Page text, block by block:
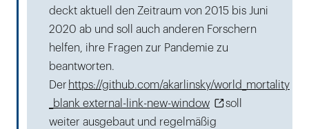
deckt aktuell den Zeitraum von 2015 bis Juni
2020 ab und soll auch anderen Forschern
helfen, ihre Fragen zur Pandemie zu
beantworten.
Der https://github.com/akarlinsky/world_mortality
_blank external-link-new-window
soll
weiter ausgebaut und regelmäßig